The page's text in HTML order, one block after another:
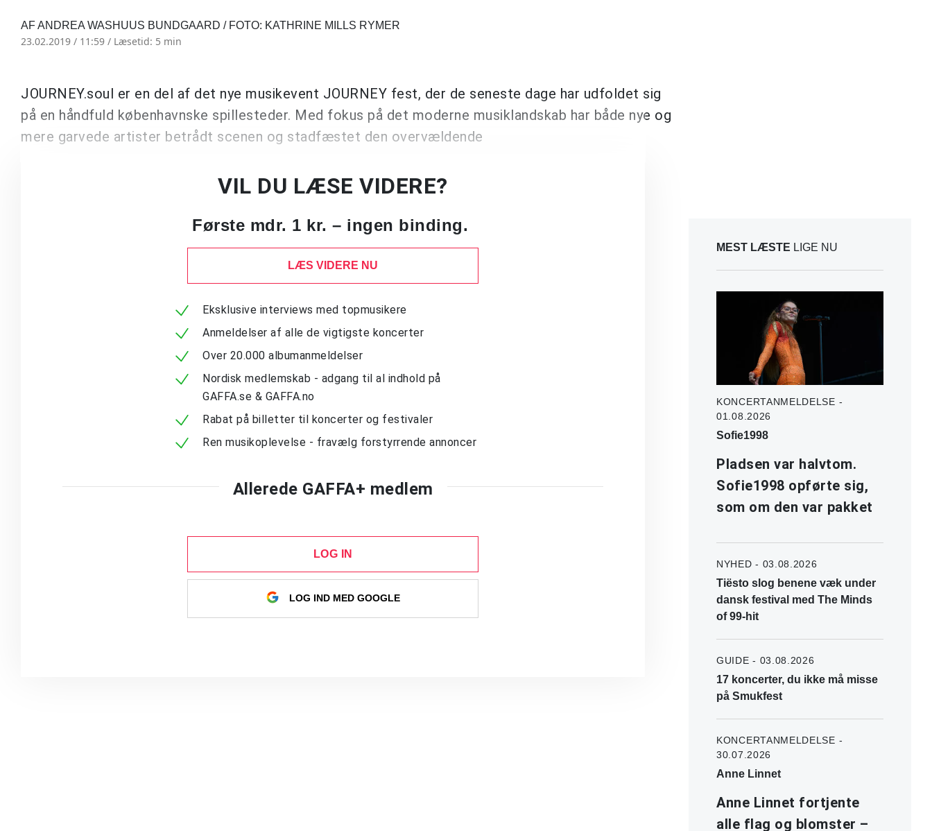
AF ANDREA WASHUUS BUNDGAARD / FOTO: KATHRINE MILLS RYMER
23.02.2019 / 11:59 / Læsetid: 5 min
JOURNEY.soul er en del af det nye musikevent JOURNEY fest, der de seneste dage har udfoldet sig
på en håndfuld københavnske spillesteder. Med fokus på det moderne musiklandskab har både nye og
mere garvede artister betrådt scenen og stadfæstet den overvældende
VIL DU LÆSE VIDERE?
Første mdr. 1 kr. – ingen binding.
LÆS VIDERE NU
Eksklusive interviews med topmusikere
Anmeldelser af alle de vigtigste koncerter
Over 20.000 albumanmeldelser
Nordisk medlemskab - adgang til al indhold på
GAFFA.se & GAFFA.no
Rabat på billetter til koncerter og festivaler
Ren musikoplevelse - fravælg forstyrrende annoncer
Allerede GAFFA+ medlem
LOG IN
LOG IND MED GOOGLE
MEST LÆSTE LIGE NU
KONCERTANMELDELSE -
01.08.2026
Sofie1998
Pladsen var halvtom.
Sofie1998 opførte sig,
som om den var pakket
NYHED - 03.08.2026
Tiësto slog benene væk under
dansk festival med The Minds
of 99-hit
GUIDE - 03.08.2026
17 koncerter, du ikke må misse
på Smukfest
KONCERTANMELDELSE -
30.07.2026
Anne Linnet
Anne Linnet fortjente
alle flag og blomster –